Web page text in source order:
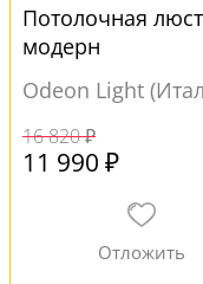
Потолочная
модерн
Odeon Light
16 820 ₽
11 990 ₽